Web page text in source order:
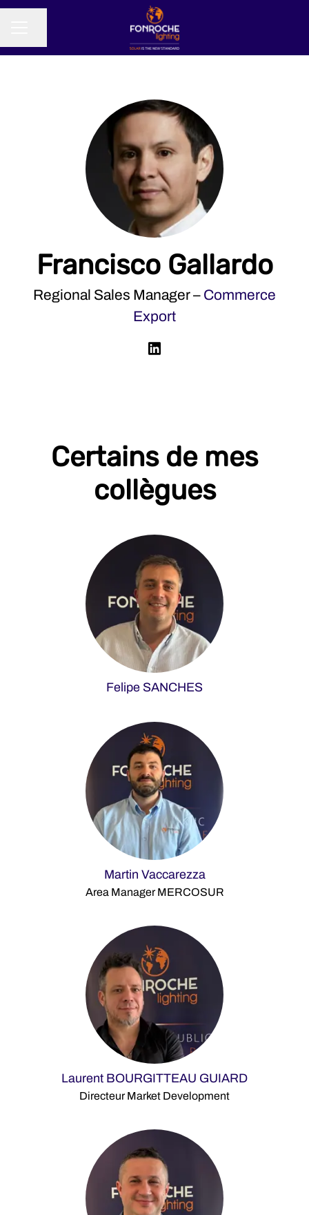
Francisco Gallardo
Regional Sales Manager – Commerce
Export
Certains de mes
collègues
Felipe SANCHES
Martin Vaccarezza
Area Manager MERCOSUR
Laurent BOURGITTEAU GUIARD
Directeur Market Development